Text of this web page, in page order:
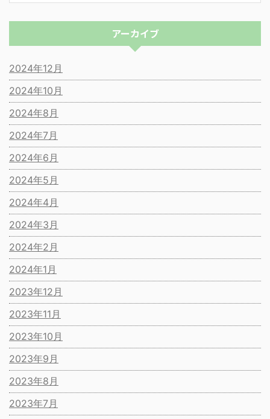
アーカイブ
2024年12月
2024年10月
2024年8月
2024年7月
2024年6月
2024年5月
2024年4月
2024年3月
2024年2月
2024年1月
2023年12月
2023年11月
2023年10月
2023年9月
2023年8月
2023年7月